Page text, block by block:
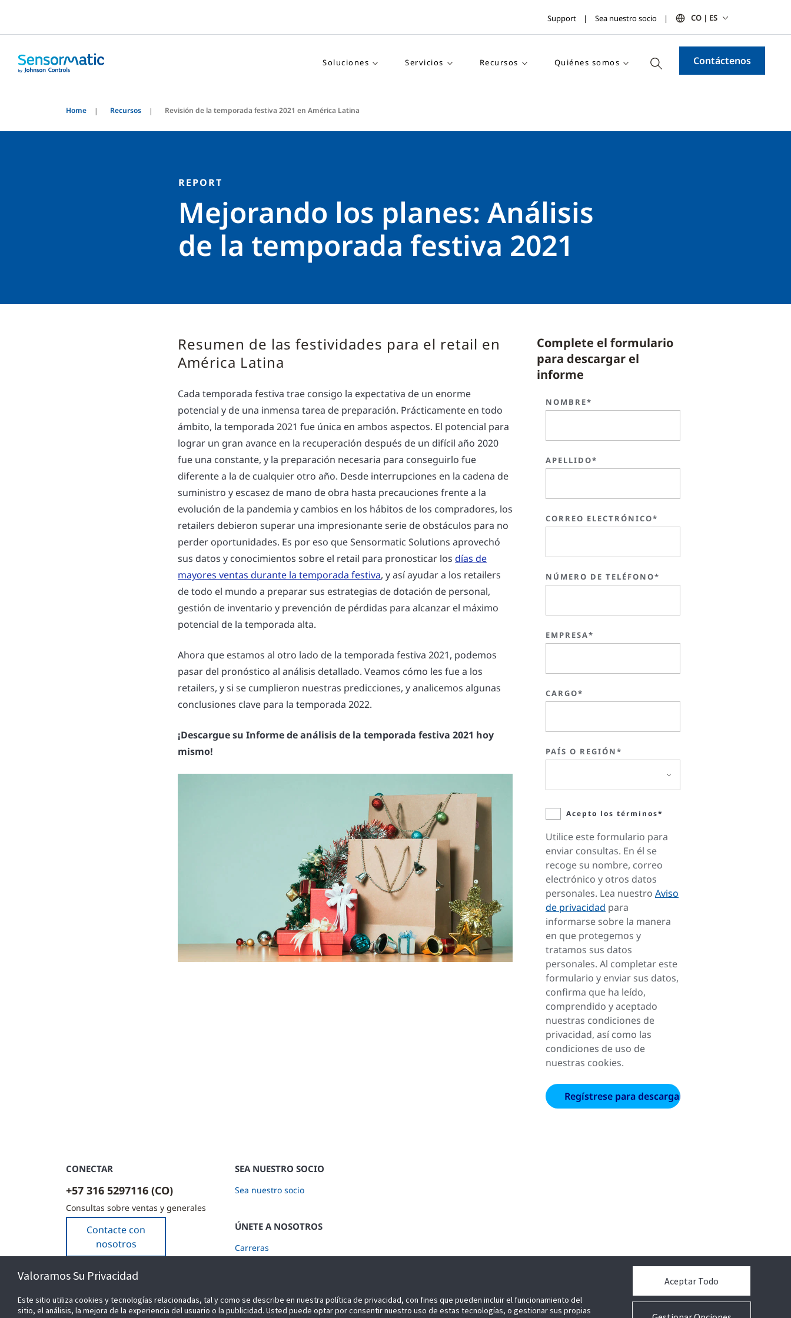
Support Sea nuestro socio CO | ES
Soluciones Servicios Recursos Quiénes somos Contáctenos
Home Recursos Revisión de la temporada festiva 2021 en América Latina
REPORT
Mejorando los planes: Análisis
de la temporada festiva 2021
Resumen de las festividades para el retail en
América Latina
Cada temporada festiva trae consigo la expectativa de un enorme
potencial y de una inmensa tarea de preparación. Prácticamente en todo
ámbito, la temporada 2021 fue única en ambos aspectos. El potencial para
lograr un gran avance en la recuperación después de un difícil año 2020
fue una constante, y la preparación necesaria para conseguirlo fue
diferente a la de cualquier otro año. Desde interrupciones en la cadena de
suministro y escasez de mano de obra hasta precauciones frente a la
evolución de la pandemia y cambios en los hábitos de los compradores, los
retailers debieron superar una impresionante serie de obstáculos para no
perder oportunidades. Es por eso que Sensormatic Solutions aprovechó
sus datos y conocimientos sobre el retail para pronosticar los días de
mayores ventas durante la temporada festiva, y así ayudar a los retailers
de todo el mundo a preparar sus estrategias de dotación de personal,
gestión de inventario y prevención de pérdidas para alcanzar el máximo
potencial de la temporada alta.
Ahora que estamos al otro lado de la temporada festiva 2021, podemos
pasar del pronóstico al análisis detallado. Veamos cómo les fue a los
retailers, y si se cumplieron nuestras predicciones, y analicemos algunas
conclusiones clave para la temporada 2022.
¡Descargue su Informe de análisis de la temporada festiva 2021 hoy
mismo!
Complete el formulario
para descargar el
informe
NOMBRE*
APELLIDO*
CORREO ELECTRÓNICO*
NÚMERO DE TELÉFONO*
EMPRESA*
CARGO*
PAÍS O REGIÓN*
Acepto los términos*
Utilice este formulario para
enviar consultas. En él se
recoge su nombre, correo
electrónico y otros datos
personales. Lea nuestro Aviso
de privacidad para
informarse sobre la manera
en que protegemos y
tratamos sus datos
personales. Al completar este
formulario y enviar sus datos,
confirma que ha leído,
comprendido y aceptado
nuestras condiciones de
privacidad, así como las
condiciones de uso de
nuestras cookies.
CONECTAR
+57 316 5297116 (CO)
Consultas sobre ventas y generales
Contacte con
nosotros
SEA NUESTRO SOCIO
Sea nuestro socio
ÚNETE A NOSOTROS
Carreras
Valoramos Su Privacidad
Este sitio utiliza cookies y tecnologías relacionadas, tal y como se describe en nuestra política de privacidad, con fines que pueden incluir el funcionamiento del
sitio, el análisis, la mejora de la experiencia del usuario o la publicidad. Usted puede optar por consentir nuestro uso de estas tecnologías, o gestionar sus propias
Aceptar Todo